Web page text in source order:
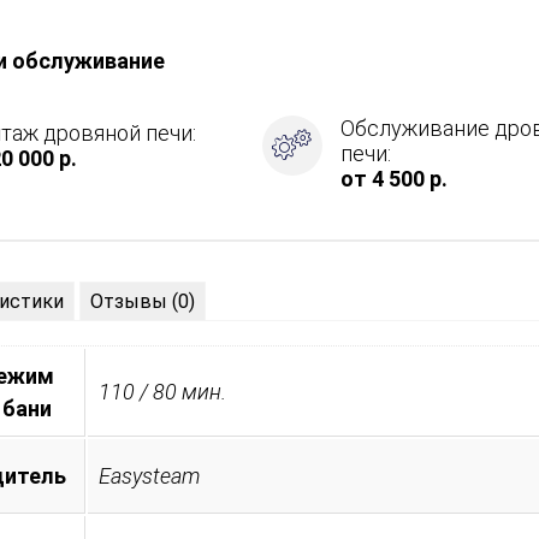
обслуживание
дровяной печи:
000 р.
Обслуживание
печи:
от 4 500 р.
Отзывы (0)
110 / 80 мин.
Easysteam